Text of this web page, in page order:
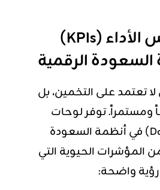
مؤشرات قياس الأداء (KPIs)
السعودة الرقمية
تعتمد على التخمين، بل
ومستمراً. توفر لوحات
التحكم (Dashboards) في أنظمة السعودة
المؤشرات الحيوية التي
واضحة: